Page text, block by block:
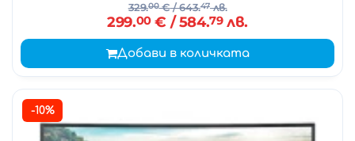
329.00€/ 643.47лв.
299.00€ / 584.79лв.
Добави в количката
-10%